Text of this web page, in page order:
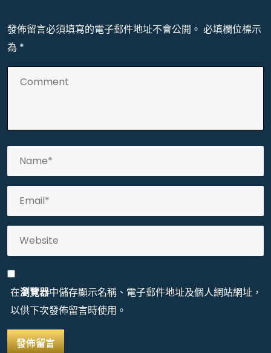
發佈留言必須填寫的電子郵件地址不會公開。 必填欄位標示
為 *
在瀏覽器中儲存顯示名稱、電子郵件地址及個人網站網址，
以供下次發佈留言時使用。